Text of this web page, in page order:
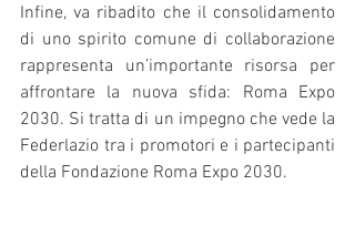
Infine, va ribadito che il consolidamento
di uno spirito comune di collaborazione
rappresenta un’importante risorsa per
affrontare la nuova sfida: Roma Expo
2030. Si tratta di un impegno che vede la
Federlazio tra i promotori e i partecipanti
della Fondazione Roma Expo 2030.